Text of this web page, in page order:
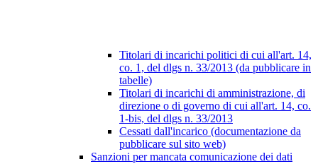
Titolari di incarichi politici di cui all'art. 14,
co. 1, del dlgs n. 33/2013 (da pubblicare in
tabelle)
Titolari di incarichi di amministrazione, di
direzione o di governo di cui all'art. 14, co.
1-bis, del dlgs n. 33/2013
Cessati dall'incarico (documentazione da
pubblicare sul sito web)
Sanzioni per mancata comunicazione dei dati